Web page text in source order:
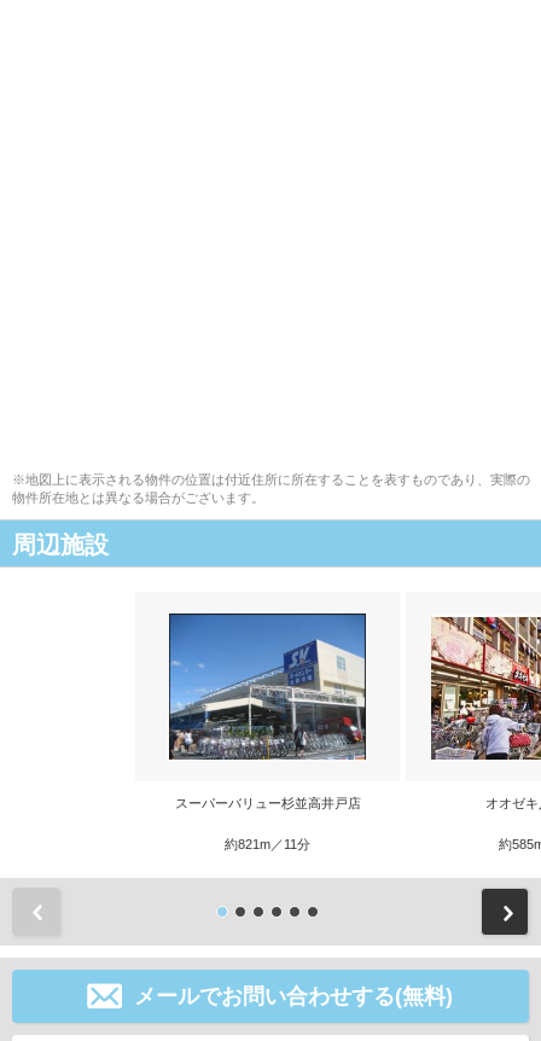
※地図上に表示される物件の位置は付近住所に所在することを表すものであり、実際の
物件所在地とは異なる場合がございます。
周辺施設
スーパーバリュー杉並高井戸店
約821m／11分
オオゼ
約
メールでお問い合わせする(無料)